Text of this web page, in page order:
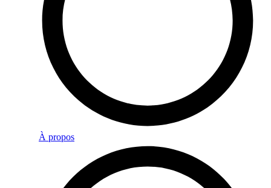
À propos